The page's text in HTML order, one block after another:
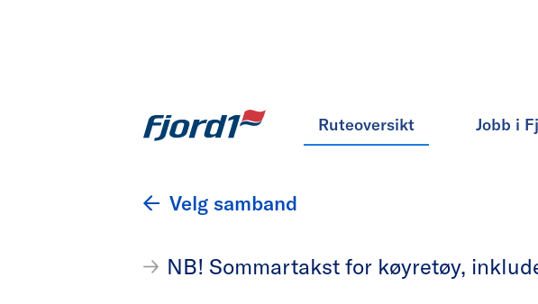
Ruteoversikt Jobb i
Velg samband
NB! Sommartakst for køyretøy,